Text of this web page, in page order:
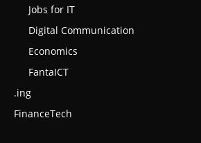
Jobs for IT
Digital Communication
Economics
FantaICT
.ing
FinanceTech